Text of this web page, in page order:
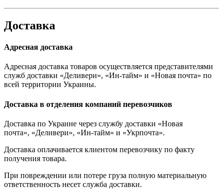
Доставка
Адресная доставка
Адресная доставка товаров осуществляется представителями
служб доставки «Деливери», «Ин-тайм» и «Новая почта» по
всей территории Украины.
Доставка в отделения компаний перевозчиков
Доставка по Украине через службу доставки «Новая
почта», «Деливери», «Ин-тайм» и «Укрпочта».
Доставка оплачивается клиентом перевозчику по факту
получения товара.
При повреждении или потере груза полную материальную
ответственность несет служба доставки.